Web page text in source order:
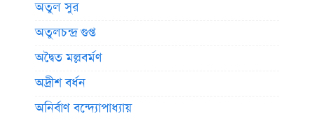
অতুল সুর
অতুলচন্দ্র গুপ্ত
অদ্বৈত মল্লবর্মণ
অদ্রীশ বর্ধন
অনির্বাণ বন্দ্যোপাধ্যায়